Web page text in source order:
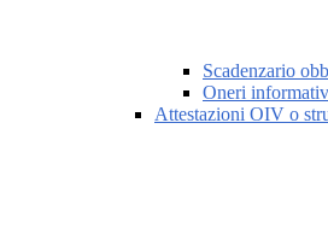
Scadenzario
Oneri
Attestazioni OIV o